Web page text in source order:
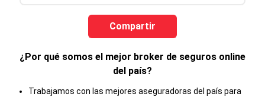
Compartir
¿Por qué somos el mejor broker de seguros online
del país?
Trabajamos con las mejores aseguradoras del país para